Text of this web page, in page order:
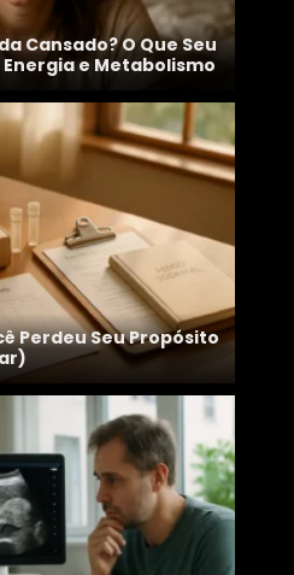
Cansado? O Que Seu
Energia e Metabolismo
Perdeu Seu Propósito